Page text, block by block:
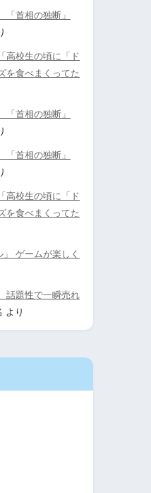
首相の独断」
高校生の頃に「ド
を食べまくってた
首相の独断」
首相の独断」
高校生の頃に「ド
を食べまくってた
ゲームが楽しく
話題性で一瞬売れ
より